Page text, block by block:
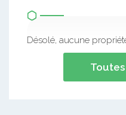
Désolé, aucune